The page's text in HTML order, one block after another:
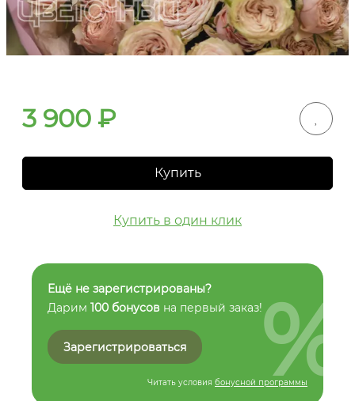
3 900 ₽
Купить
Купить в один клик
Ещё не зарегистрированы?
Дарим 100 бонусов на первый заказ!
Зарегистрироваться
Читать условия бонусной программы
%